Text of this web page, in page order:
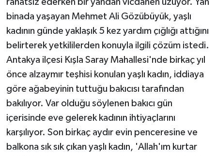
rahatsız ederken bir yandan vicdanen üzüyor. Yan
binada yaşayan Mehmet Ali Gözübüyük, yaşlı
kadının günde yaklaşık 5 kez yardım çığlığı attığını
belirterek yetkililerden konuyla ilgili çözüm istedi.
Antakya ilçesi Kışla Saray Mahallesi'nde birkaç yıl
önce alzaymır teşhisi konulan yaşlı kadın, iddiaya
göre ağabeyinin tuttuğu bakıcısı tarafından
bakılıyor. Var olduğu söylenen bakıcı gün
içerisinde eve gelerek kadının ihtiyaçlarını
karşılıyor. Son birkaç aydır evin penceresine ve
balkona sık sık çıkan yaşlı kadın, 'Allah'ım kurtar